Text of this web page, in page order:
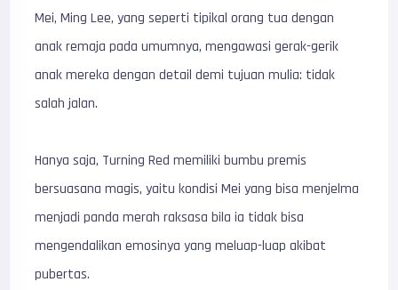
Mei, Ming Lee, yang seperti tipikal orang tua dengan
anak remaja pada umumnya, mengawasi gerak-gerik
anak mereka dengan detail demi tujuan mulia: tidak
salah jalan.
Hanya saja, Turning Red memiliki bumbu premis
bersuasana magis, yaitu kondisi Mei yang bisa menjelma
menjadi panda merah raksasa bila ia tidak bisa
mengendalikan emosinya yang meluap-luap akibat
pubertas.